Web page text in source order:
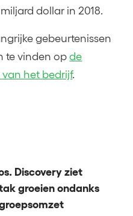
dollar in 2018.
gebeurtenissen
te vinden opde
van het bedrijf.
Discovery ziet
groeien ondanks